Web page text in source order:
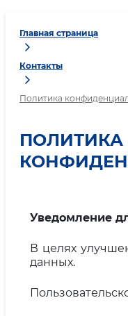
Главная страница
Контакты
Политика
ПОЛИТИКА
Уведомление
В целях
данных.